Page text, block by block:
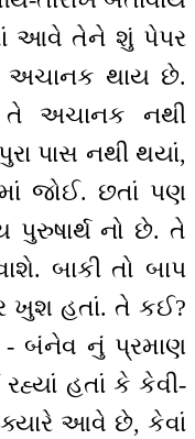
આવે તેને શું પેપર
અચાનક થાય છે.
અચાનક નથી
પાસ નથી થયાં,
જોઈ. છતાં પણ
નો છે. તે
બાકી તો બાપ
ખુશ હતાં. તે કઈ?
બંનેવ નું પ્રમાણ
હતાં કે કેવી-
આવે છે, કેવાં